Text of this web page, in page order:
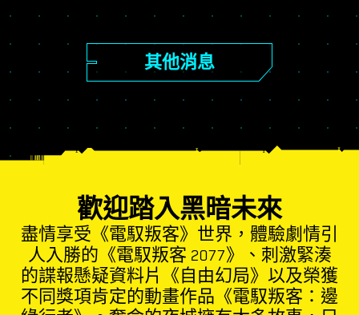
其他消息
歡迎踏入黑暗未來
盡情享受《電馭叛客》世界，體驗劇情引
人入勝的《電馭叛客 2077》、刺激緊湊
的諜報懸疑資料片《自由幻局》以及榮獲
不同獎項肯定的動畫作品《電馭叛客：邊